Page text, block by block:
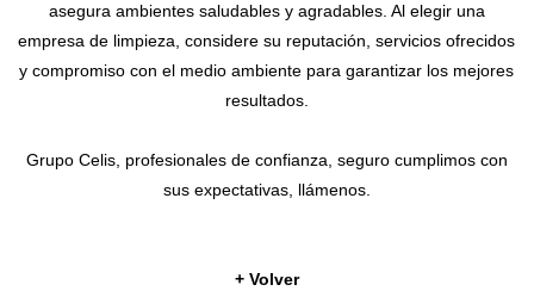
asegura ambientes saludables y agradables. Al elegir una
empresa de limpieza, considere su reputación, servicios ofrecidos
y compromiso con el medio ambiente para garantizar los mejores
resultados.
Grupo Celis, profesionales de confianza, seguro cumplimos con
sus expectativas, llámenos.
+ Volver